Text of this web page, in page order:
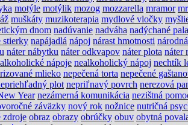
motýle motýlik mozog mozzarella mramor
muškáty muzikoterapia mydlové vločky
dnom nadúvanie nadváha nadýchané
stierky napájadlá nápoj nárast hmotnosti
náter nábytku náter odkvapov náter plota náter
nápoje nealkoholický nápoj nechtík
mlieko nepečená torta nepečené
plot nepriľnavý povrch nerezová
Year nezámerná komunikácia nezištná
záväzky nový rok nožnice nutričná
zdroje obraz obrazy obrúčky obuv obytná